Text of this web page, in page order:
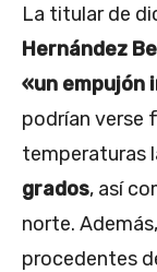
La titular de
Hernández
«un empujón
podrían verse
temperaturas
grados, así
norte.
procedentes